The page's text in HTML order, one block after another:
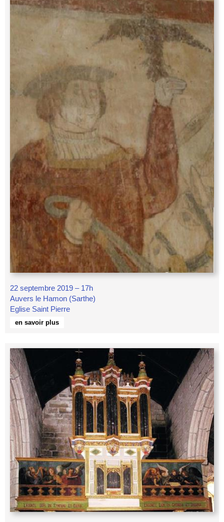
22 septembre 2019 – 17h
Auvers le Hamon (Sarthe)
Eglise Saint Pierre
en savoir plus